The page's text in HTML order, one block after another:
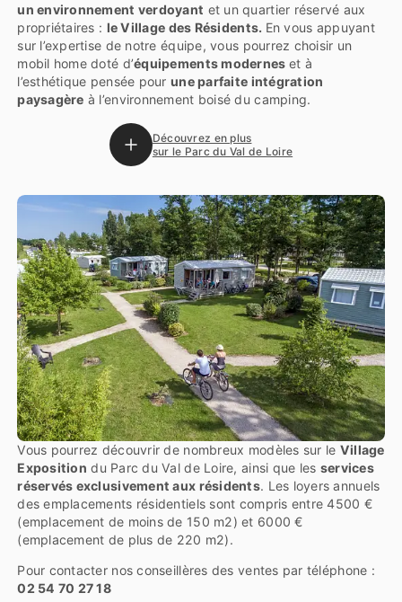
un environnement verdoyant et un quartier réservé aux
propriétaires : le Village des Résidents. En vous appuyant
sur l’expertise de notre équipe, vous pourrez choisir un
mobil home doté d’équipements modernes et à
l’esthétique pensée pourune parfaite intégration
paysagère à l’environnement boisé du camping.
Découvrez en plus
sur le Parc du Val de Loire
Vous pourrez découvrir de nombreux modèles sur le Village
Exposition du Parc du Val de Loire, ainsi que les services
réservés exclusivement aux résidents. Les loyers annuels
des emplacements résidentiels sont compris entre 4500 €
(emplacement de moins de 150 m2) et 6000 €
(emplacement de plus de 220 m2).
Pour contacter nos conseillères des ventes par téléphone :
02 54 70 27 18